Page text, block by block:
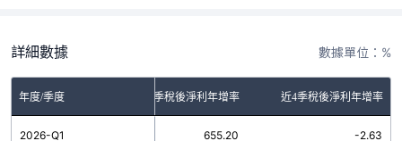
詳細數據 數據單位：%
年度/季度 單季稅後淨利年增率 近4季稅後淨利年增率
2026-Q1 655.20 -2.63